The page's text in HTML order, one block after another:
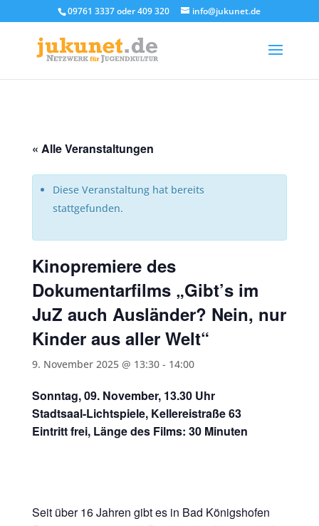
09761 3337 oder 409 320 info@jukunet.de
« Alle Veranstaltungen
Diese Veranstaltung hat bereits
stattgefunden.
Kinopremiere des
Dokumentarfilms „Gibt’s im
JuZ auch Ausländer? Nein, nur
Kinder aus aller Welt“
9. November 2025 @ 13:30- 14:00
Sonntag, 09. November, 13.30 Uhr
Stadtsaal-Lichtspiele, Kellereistraße 63
Eintritt frei, Länge des Films: 30 Minuten
Seit über 16 Jahren gibt es in Bad Königshofen